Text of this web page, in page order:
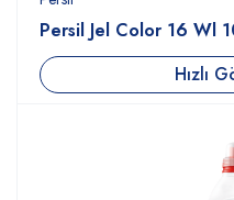
Persil Jel Color 16 Wl
Hızlı